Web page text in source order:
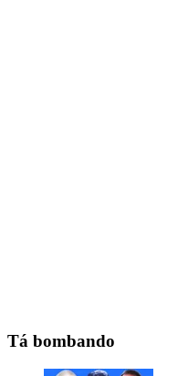
Tá bombando